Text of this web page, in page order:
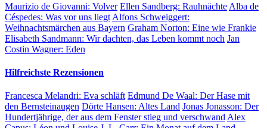
Maurizio de Giovanni: Volver Ellen Sandberg: Rauhnächte Alba de
Céspedes: Was vor uns liegt Alfons Schweiggert:
Weihnachtsmärchen aus Bayern Graham Norton: Eine wie Frankie
Elisabeth Sandmann: Wir dachten, das Leben kommt noch Jan
Costin Wagner: Eden
Hilfreichste Rezensionen
Francesca Melandri: Eva schläft Edmund De Waal: Der Hase mit
den Bernsteinaugen Dörte Hansen: Altes Land Jonas Jonasson: Der
Hundertjährige, der aus dem Fenster stieg und verschwand Alex